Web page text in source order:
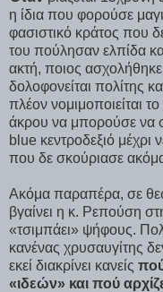
η ίδια που φορούσε
φασιστικό κράτος που
του πούλησαν ελπίδα
ακτή, ποιος ασχολήθηκε
δολοφονείται πολίτης
πλέον νομιμοποιείται
άκρου να μπορούσε να
blue κεντροδεξιό μέχρι
που δε σκούριασε
Ακόμα παραπέρα, σε
βγαίνει η κ. Ρεπούση
«τσιμπάει» ψήφους.
κανένας χρυσαυγίτης
εκεί διακρίνει κανείς
«ιδεών» και πού